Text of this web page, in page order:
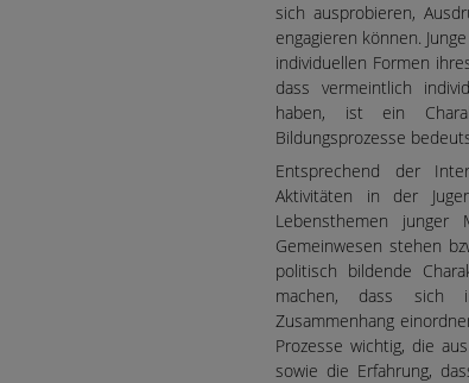
sich ausprobieren,
engagieren können.
individuellen Formen
dass vermeintlich
haben, ist ein
Bildungsprozesse
Entsprechend der
Aktivitäten in der
Lebensthemen
Gemeinwesen stehen
politisch bildende
machen, dass sich
Zusammenhang
Prozesse wichtig, die
sowie die Erfahrung,